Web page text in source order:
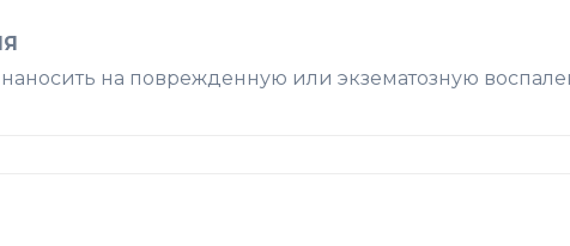
наносить на поврежденную или экзематозную